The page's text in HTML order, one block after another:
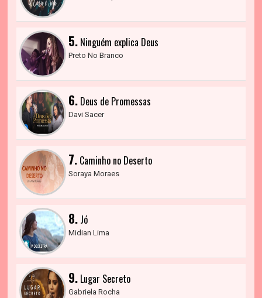
5. Ninguém explica Deus
Preto No Branco
6. Deus de Promessas
Davi Sacer
7. Caminho no Deserto
Soraya Moraes
8. Jó
Midian Lima
9. Lugar Secreto
Gabriela Rocha